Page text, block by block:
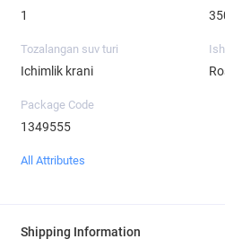
1
Tozalangan suv turi
Ichimlik krani
Package Code
1349555
All Attributes
Shipping Information